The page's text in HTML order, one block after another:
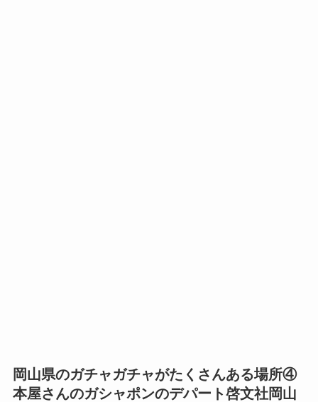
岡山県のガチャガチャがたくさんある場所④
本屋さんのガシャポンのデパート啓文社岡山